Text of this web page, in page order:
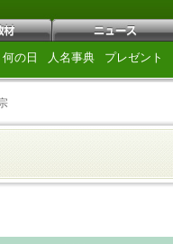
何の日 人名事典 プレゼント